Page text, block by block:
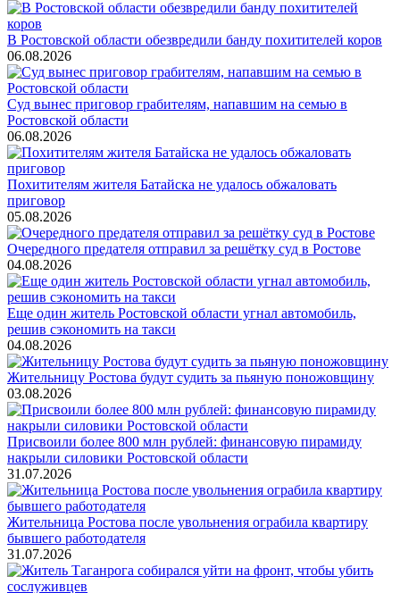
В Ростовской области обезвредили банду похитителей коров
06.08.2026
Суд вынес приговор грабителям, напавшим на семью в
Ростовской области
06.08.2026
Похитителям жителя Батайска не удалось обжаловать
приговор
05.08.2026
Очередного предателя отправил за решётку суд в Ростове
04.08.2026
Еще один житель Ростовской области угнал автомобиль,
решив сэкономить на такси
04.08.2026
Жительницу Ростова будут судить за пьяную поножовщину
03.08.2026
Присвоили более 800 млн рублей: финансовую пирамиду
накрыли силовики Ростовской области
31.07.2026
Жительница Ростова после увольнения ограбила квартиру
бывшего работодателя
31.07.2026